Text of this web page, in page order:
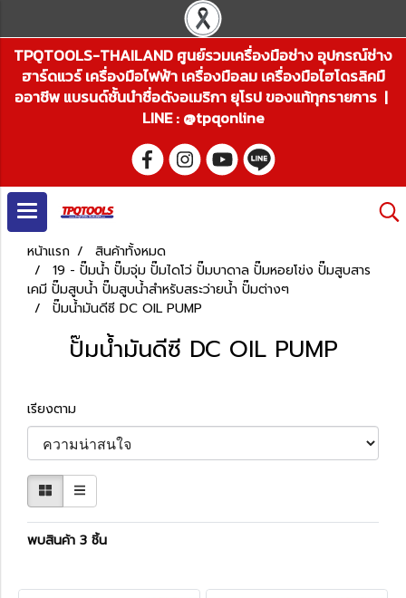
TPQTOOLS-THAILAND ศูนย์รวมเครื่องมือช่าง อุปกรณ์ช่าง
ฮาร์ดแวร์ เครื่องมือไฟฟ้า เครื่องมือลม เครื่องมือไฮโดรลิคมื
ออาชีพ แบรนด์ชั้นนำชื่อดังอเมริกา ยุโรป ของแท้ทุกรายการ |
LINE : @tpqonline
หน้าแรก
สินค้าทั้งหมด
19 - ปั๊มน้ำ ปั๊มจุ่ม ปั๊มไดโว่ ปั๊มบาดาล ปั๊มหอยโข่ง ปั๊มสูบสาร
เคมี ปั๊มสูบน้ำ ปั๊มสูบน้ำสำหรับสระว่ายน้ำ ปั๊มต่างๆ
ปั๊มน้ำมันดีซี DC OIL PUMP
ปั๊มน้ำมันดีซี DC OIL PUMP
เรียงตาม
พบสินค้า 3 ชิ้น